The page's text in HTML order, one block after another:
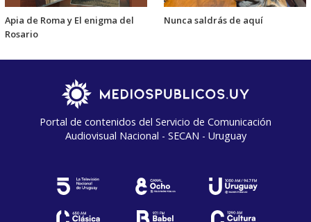
Apia de Roma y El enigma del
Rosario
Nunca saldrás de aquí
Portal de contenidos del Servicio de Comunicación
Audiovisual Nacional - SECAN - Uruguay